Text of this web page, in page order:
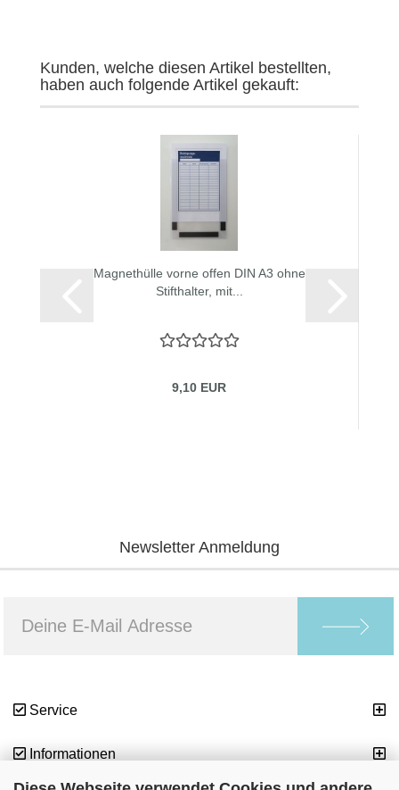
Kunden, welche diesen Artikel bestellten,
haben auch folgende Artikel gekauft:
Magnethülle vorne offen DIN A3 ohne
Stifthalter, mit...
9,10 EUR
Newsletter Anmeldung
Service
Informationen